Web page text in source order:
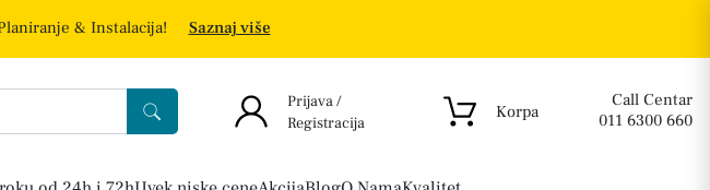
& Instalacija! Saznaj više
Prijava /
Registracija
Korpa
Call Centar
011 6300 660